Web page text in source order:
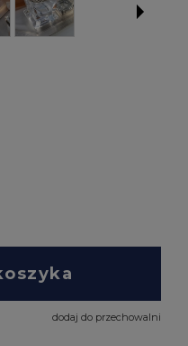
dodaj do przechowalni